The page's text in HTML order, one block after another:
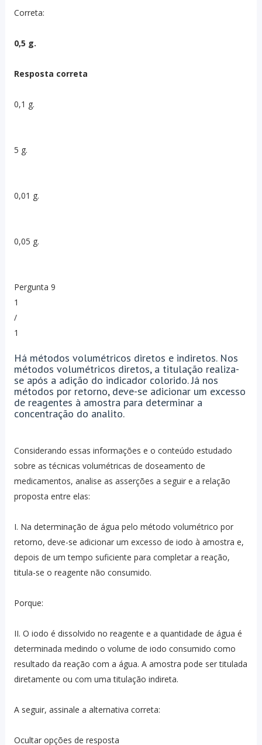
Correta:
0,5 g.
Resposta correta
0,1 g.
5 g.
0,01 g.
0,05 g.
Pergunta 9
1
/
1
Há métodos volumétricos diretos e indiretos. Nos
métodos volumétricos diretos, a titulação realiza-
se após a adição do indicador colorido. Já nos
métodos por retorno, deve-se adicionar um excesso
de reagentes à amostra para determinar a
concentração do analito.
Considerando essas informações e o conteúdo estudado
sobre as técnicas volumétricas de doseamento de
medicamentos, analise as asserções a seguir e a relação
proposta entre elas:
I. Na determinação de água pelo método volumétrico por
retorno, deve-se adicionar um excesso de iodo à amostra e,
depois de um tempo suficiente para completar a reação,
titula-se o reagente não consumido.
Porque:
II. O iodo é dissolvido no reagente e a quantidade de água é
determinada medindo o volume de iodo consumido como
resultado da reação com a água. A amostra pode ser titulada
diretamente ou com uma titulação indireta.
A seguir, assinale a alternativa correta:
Ocultar opções de resposta